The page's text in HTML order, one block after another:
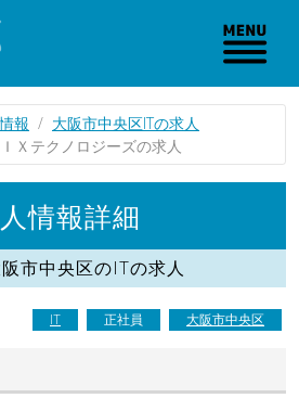
報
大阪市中央区ITの求人
Ｘテクノロジーズの求人
情報詳細
市中央区のITの求人
IT 正社員 大阪市中央区